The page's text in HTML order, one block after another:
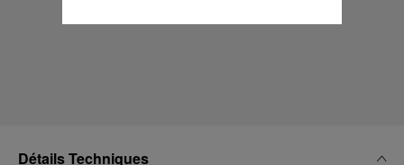
Détails Techniques
donnez votre consentement pour l’utilisation